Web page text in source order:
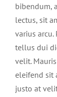
bibendum,
lectus, sit
varius
tellus dui
velit.
eleifend sit
justo at